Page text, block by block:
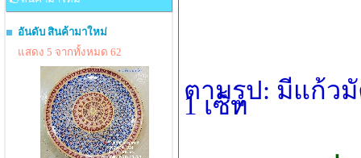
อันดับ สินค้ามาใหม่
แสดง 5 จากทั้งหมด 62
ตามรูป: มีแก้ว
1 เซ็ท